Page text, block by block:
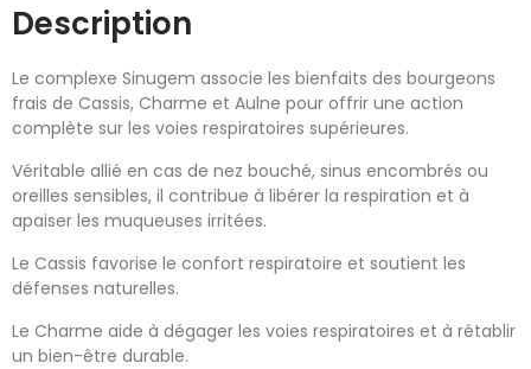
Description
Le complexe Sinugem associe les bienfaits des bourgeons
frais de Cassis, Charme et Aulne pour offrir une action
complète sur les voies respiratoires supérieures.
Véritable allié en cas de nez bouché, sinus encombrés ou
oreilles sensibles, il contribue à libérer la respiration et à
apaiser les muqueuses irritées.
Le Cassis favorise le confort respiratoire et soutient les
défenses naturelles.
Le Charme aide à dégager les voies respiratoires et à rétablir
un bien-être durable.